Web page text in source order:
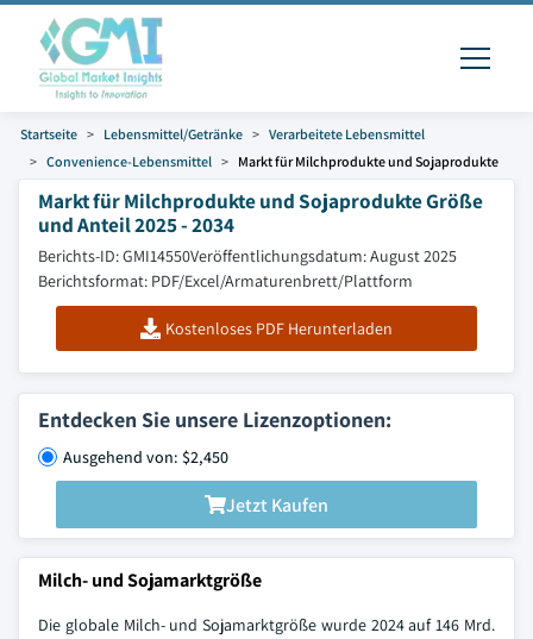
Startseite Lebensmittel/Getränke
Verarbeitete Lebensmittel
Convenience-Lebensmittel
Markt für Milchprodukte und Sojaprodukte
Markt für Milchprodukte und Sojaprodukte Größe
und Anteil 2025 - 2034
Berichts-ID: GMI14550Veröffentlichungsdatum: August 2025
Berichtsformat: PDF/Excel/Armaturenbrett/Plattform
Kostenloses PDF Herunterladen
Entdecken Sie unsere Lizenzoptionen:
Ausgehend von: $2,450
Jetzt Kaufen
Milch- und Sojamarktgröße
Die globale Milch- und Sojamarktgröße wurde 2024 auf 146 Mrd.